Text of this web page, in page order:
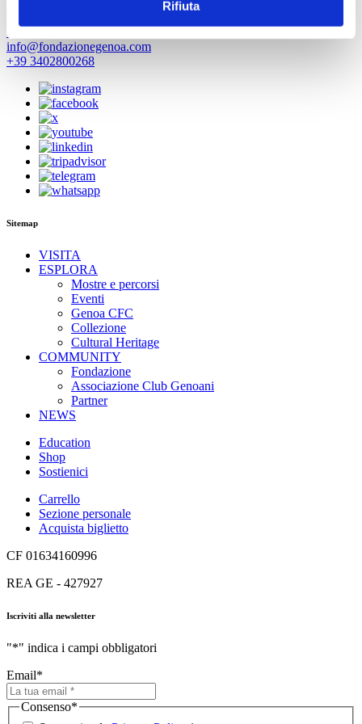
Rifiuta
Via al Porto Antico 4 | 16128 Genova
info@fondazionegenoa.com
+39 3402800268
Sitemap
VISITA
ESPLORA
Mostre e percorsi
Eventi
Genoa CFC
Collezione
Cultural Heritage
COMMUNITY
Fondazione
Associazione Club Genoani
Partner
NEWS
Education
Shop
Sostienici
Carrello
Sezione personale
Acquista biglietto
CF 01634160996
REA GE - 427927
Iscriviti alla newsletter
"*" indica i campi obbligatori
Email*
Consenso*